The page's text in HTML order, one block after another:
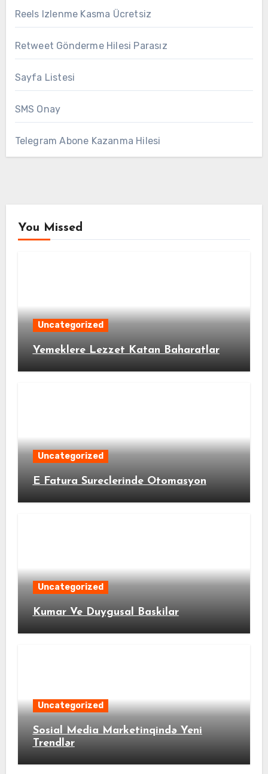
Reels Izlenme Kasma Ücretsiz
Retweet Gönderme Hilesi Parasız
Sayfa Listesi
SMS Onay
Telegram Abone Kazanma Hilesi
You Missed
Uncategorized
Yemeklere Lezzet Katan Baharatlar
Uncategorized
E Fatura Sureclerinde Otomasyon
Uncategorized
Kumar Ve Duygusal Baskilar
Uncategorized
Sosial Media Marketinqində Yeni
Trendlər